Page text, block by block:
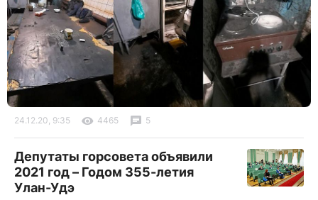
24.12.20, 9:35 4465 5
Депутаты горсовета объявили
2021 год – Годом 355-летия
Улан-Удэ